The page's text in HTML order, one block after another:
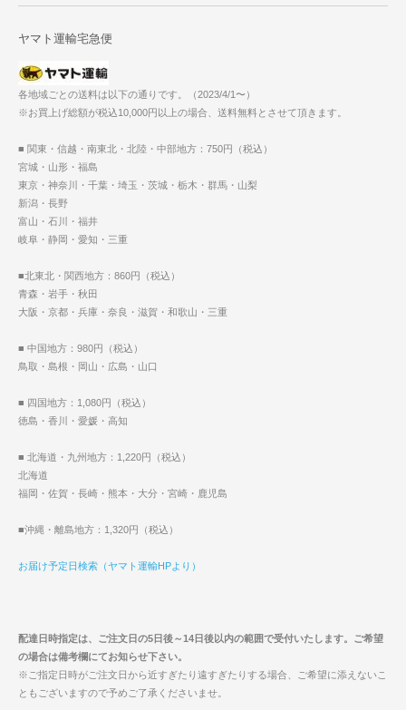
ヤマト運輸宅急便
各地域ごとの送料は以下の通りです。（2023/4/1〜）
※お買上げ総額が税込10,000円以上の場合、送料無料とさせて頂きます。
■ 関東・信越・南東北・北陸・中部地方：750円（税込）
宮城・山形・福島
東京・神奈川・千葉・埼玉・茨城・栃木・群馬・山梨
新潟・長野
富山・石川・福井
岐阜・静岡・愛知・三重
■北東北・関西地方：860円（税込）
青森・岩手・秋田
大阪・京都・兵庫・奈良・滋賀・和歌山・三重
■ 中国地方：980円（税込）
鳥取・島根・岡山・広島・山口
■ 四国地方：1,080円（税込）
徳島・香川・愛媛・高知
■ 北海道・九州地方：1,220円（税込）
北海道
福岡・佐賀・長崎・熊本・大分・宮崎・鹿児島
■沖縄・離島地方：1,320円（税込）
お届け予定日検索（ヤマト運輸HPより）
配達日時指定は、ご注文日の5日後～14日後以内の範囲で受付いたします。ご希望
の場合は備考欄にてお知らせ下さい。
※ご指定日時がご注文日から近すぎたり遠すぎたりする場合、ご希望に添えないこ
ともございますので予めご了承くださいませ。